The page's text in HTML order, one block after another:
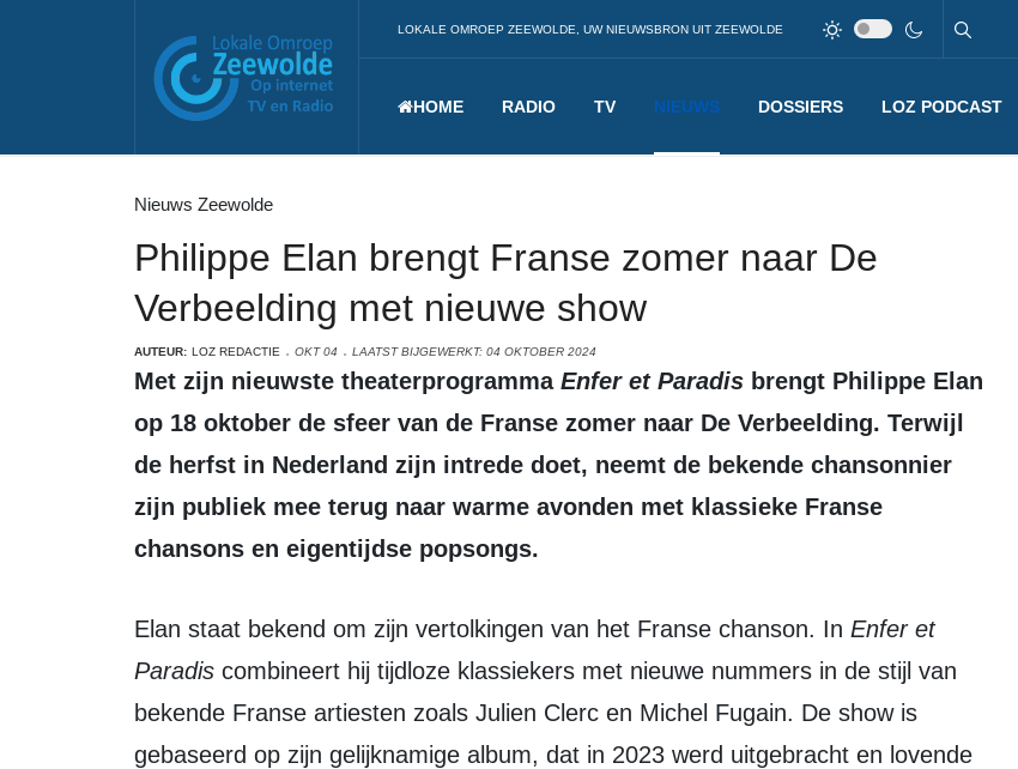
LOKALE OMROEP ZEEWOLDE, UW NIEUWSBRON UIT ZEEWOLDE
HOME RADIO TV NIEUWS DOSSIERS LOZ PODCAST
Nieuws Zeewolde
Philippe Elan brengt Franse zomer naar De
Verbeelding met nieuwe show
AUTEUR: LOZ REDACTIE OKT 04 LAATST BIJGEWERKT: 04 OKTOBER 2024
Met zijn nieuwste theaterprogramma Enfer et Paradis brengt Philippe Elan
op 18 oktober de sfeer van de Franse zomer naar De Verbeelding. Terwijl
de herfst in Nederland zijn intrede doet, neemt de bekende chansonnier
zijn publiek mee terug naar warme avonden met klassieke Franse
chansons en eigentijdse popsongs.
Elan staat bekend om zijn vertolkingen van het Franse chanson. In Enfer et
Paradis combineert hij tijdloze klassiekers met nieuwe nummers in de stijl van
bekende Franse artiesten zoals Julien Clerc en Michel Fugain. De show is
gebaseerd op zijn gelijknamige album, dat in 2023 werd uitgebracht en lovende